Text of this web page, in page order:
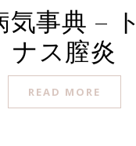
気事典 –
ナス膣炎
READ MORE